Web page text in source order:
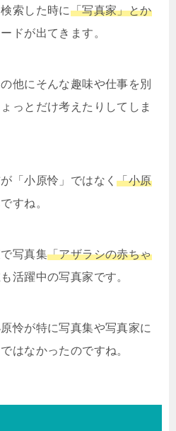
索した時に「写真家」とか
ドが出てきます。
他にそんな趣味や仕事を別
っとだけ考えたりしてしま
「小原怜」ではなく「小原
すね。
写真集「アザラシの赤ちゃ
活躍中の写真家です。
怜が特に写真集や写真家に
はなかったのですね。